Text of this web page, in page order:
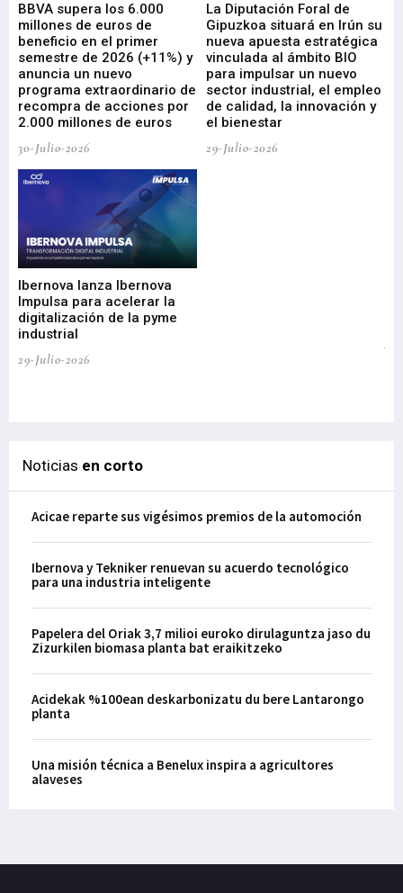
BBVA supera los 6.000
millones de euros de
beneficio en el primer
semestre de 2026 (+11%) y
anuncia un nuevo
programa extraordinario de
recompra de acciones por
2.000 millones de euros
30-Julio-2026
La Diputación Foral de
Gipuzkoa situará en Irún su
nueva apuesta estratégica
vinculada al ámbito BIO
para impulsar un nuevo
sector industrial, el empleo
de calidad, la innovación y
el bienestar
29-Julio-2026
Ibernova lanza Ibernova
Impulsa para acelerar la
digitalización de la pyme
industrial
29-Julio-2026
Noticias en corto
Acicae reparte sus vigésimos premios de la automoción
Ibernova y Tekniker renuevan su acuerdo tecnológico
para una industria inteligente
Papelera del Oriak 3,7 milioi euroko dirulaguntza jaso du
Zizurkilen biomasa planta bat eraikitzeko
Acidekak %100ean deskarbonizatu du bere Lantarongo
planta
Una misión técnica a Benelux inspira a agricultores
alaveses